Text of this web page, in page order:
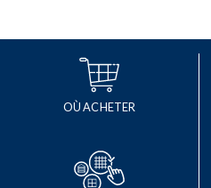
OÙ ACHETER